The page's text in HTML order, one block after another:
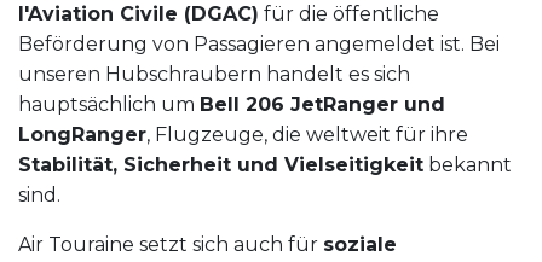
l'Aviation Civile (DGAC) für die öffentliche
Beförderung von Passagieren angemeldet ist. Bei
unseren Hubschraubern handelt es sich
hauptsächlich um Bell 206 JetRanger und
LongRanger, Flugzeuge, die weltweit für ihre
Stabilität, Sicherheit und Vielseitigkeit bekannt
sind.
Air Touraine setzt sich auch für soziale